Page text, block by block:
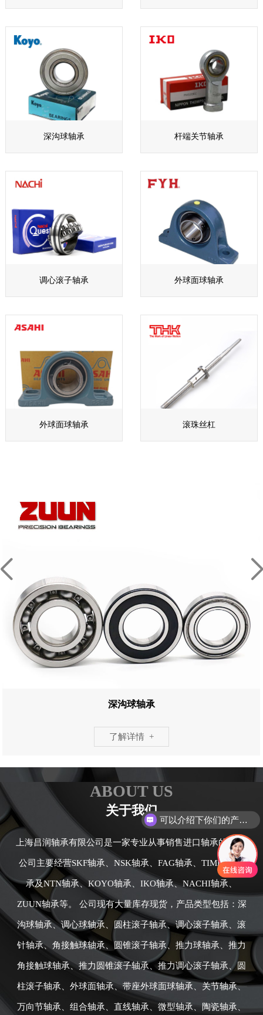
深沟球轴承 杆端关节轴承
调心滚子轴承 外球面球轴承
外球面球轴承 滚珠丝杠
深沟球轴承
了解详情 +
ABOUT US
关于我们
上海昌润轴承有限公司是一家专业从事销售进口轴承的公司,
公司主要经营SKF轴承、NSK轴承、FAG轴承、TIMKEN轴
承及NTN轴承、KOYO轴承、IKO轴承、NACHI轴承、
ZUUN轴承等。 公司现有大量库存现货，产品类型包括：深
沟球轴承、调心球轴承、圆柱滚子轴承、调心滚子轴承、滚
针轴承、角接触球轴承、圆锥滚子轴承、推力球轴承、推力
角接触球轴承、推力圆锥滚子轴承、推力调心滚子轴承、圆
柱滚子轴承、外球面轴承、带座外球面球轴承、关节轴承、
万向节轴承、组合轴承、直线轴承、微型轴承、陶瓷轴承、
你们是怎么收费的呢